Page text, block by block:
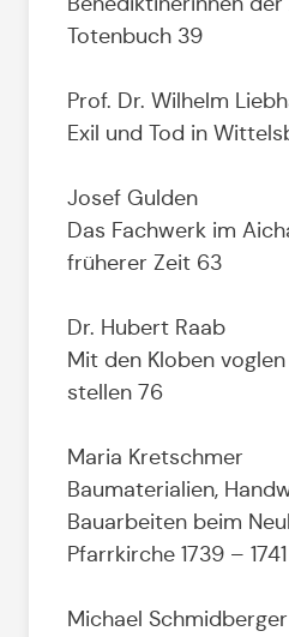
Totenbuch 39
Prof. Dr. Wilhelm
Exil und Tod in
Josef Gulden
Das Fachwerk im
früherer Zeit 63
Dr. Hubert Raab
Mit den Kloben
stellen 76
Maria Kretschmer
Baumaterialien,
Bauarbeiten beim
Pfarrkirche 1739 –
Michael Schmidberger